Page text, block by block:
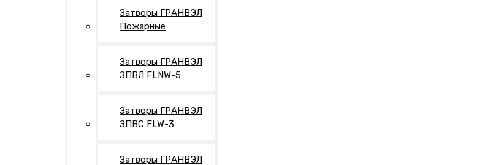
Затворы ГРАНВЭЛ
Пожарные
Затворы ГРАНВЭЛ
ЗПВЛ FLNW-5
Затворы ГРАНВЭЛ
ЗПВС FLW-3
Затворы ГРАНВЭЛ